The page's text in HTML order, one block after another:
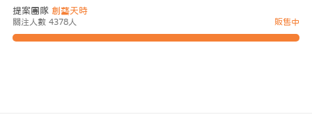
提案團隊 創藝天時
關注人數 4378人 販售中